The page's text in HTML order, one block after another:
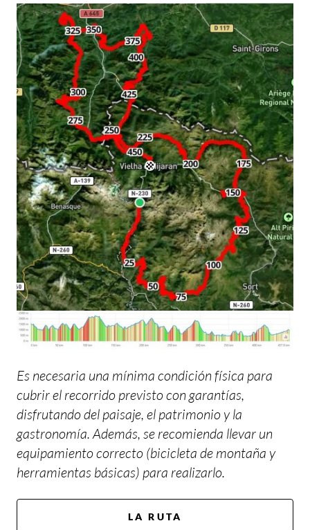
Es necesaria una mínima condición física para
cubrir el recorrido previsto con garantías,
disfrutando del paisaje, el patrimonio y la
gastronomía. Además, se recomienda llevar un
equipamiento correcto (bicicleta de montaña y
herramientas básicas) para realizarlo.
LA RUTA